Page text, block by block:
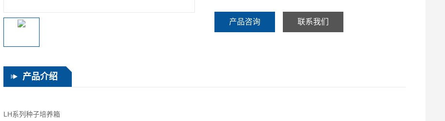
产品咨询 联系我们
产品介绍
LH系列种子培养箱